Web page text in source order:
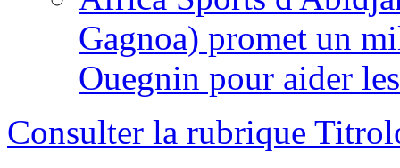
Gagnoa) promet un
Ouegnin pour aider
Consulter la rubrique